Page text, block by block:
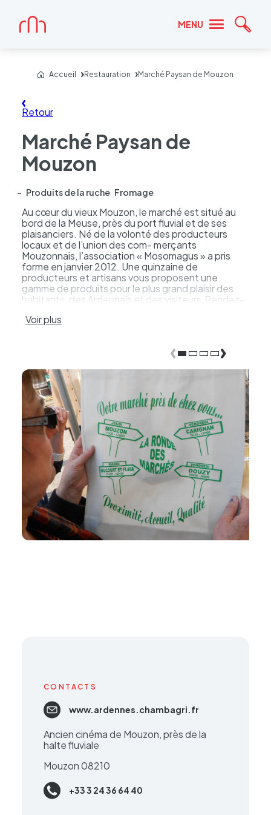
MENU
Accueil
Accueil Restauration Marché Paysan de Mouzon
Retour
Marché Paysan de
Mouzon
Produits de la ruche Fromage
Au cœur du vieux Mouzon, le marché est situé au
bord de la Meuse, près du port fluvial et de ses
plaisanciers. Né de la volonté des producteurs
locaux et de l’union des com- merçants
Mouzonnais, l’association « Mosomagus » a pris
forme en janvier 2012. Une quinzaine de
producteurs et artisans vous proposent une
gamme de produits pour le plus grand plaisir des
habitants, des Ardennais et des visiteurs.Rendez-
Voir plus
CONTACTS
www.ardennes.chambagri.fr
Ancien cinéma de Mouzon, près de la
halte fluviale
Mouzon 08210
+33 3 24 36 64 40